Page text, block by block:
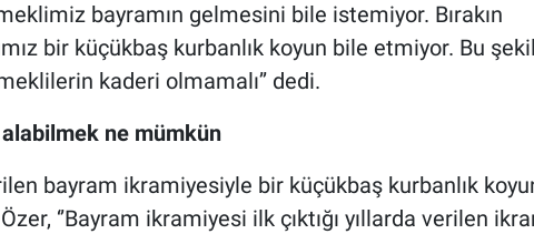
bayramın gelmesini bile istemiyor. Bırakın
bir küçükbaş kurbanlık koyun bile etmiyor. Bu
kaderi olmamalı’’ dedi.
ne mümkün
bayram ikramiyesiyle bir küçükbaş kurbanlık
‘’Bayram ikramiyesi ilk çıktığı yıllarda verilen